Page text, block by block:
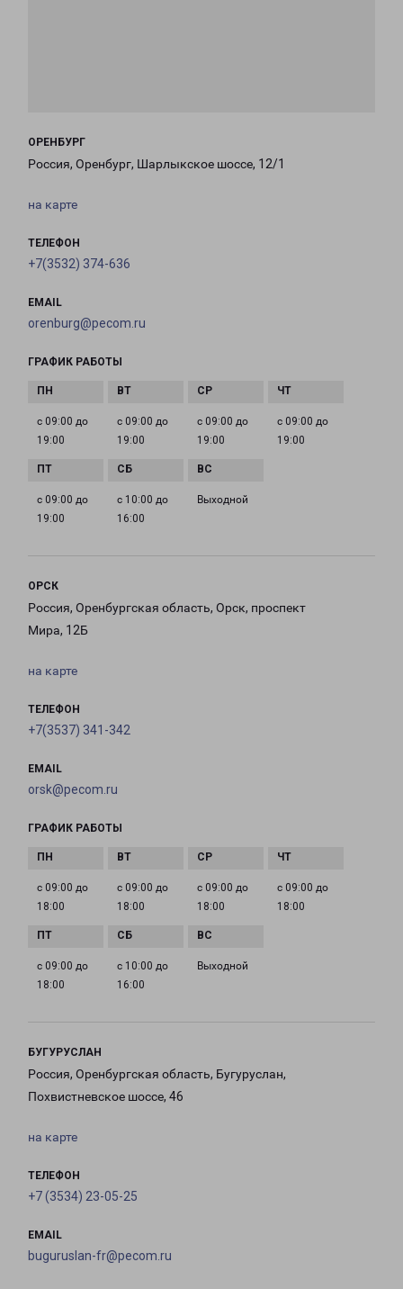
ОРЕНБУРГ
Россия, Оренбург, Шарлыкское шоссе, 12/1
на карте
ТЕЛЕФОН
+7(3532) 374-636
EMAIL
orenburg@pecom.ru
ГРАФИК РАБОТЫ
с 09:00 до
19:00
с 09:00 до
19:00
с 09:00 до
19:00
с 09:00 до
19:00
с 09:00 до
19:00
с 10:00 до
16:00
Выходной
ОРСК
Россия, Оренбургская область, Орск, проспект
Мира, 12Б
на карте
ТЕЛЕФОН
+7(3537) 341-342
EMAIL
orsk@pecom.ru
ГРАФИК РАБОТЫ
с 09:00 до
18:00
с 09:00 до
18:00
с 09:00 до
18:00
с 09:00 до
18:00
с 09:00 до
18:00
с 10:00 до
16:00
Выходной
БУГУРУСЛАН
Россия, Оренбургская область, Бугуруслан,
Похвистневское шоссе, 46
на карте
ТЕЛЕФОН
+7 (3534) 23-05-25
EMAIL
buguruslan-fr@pecom.ru